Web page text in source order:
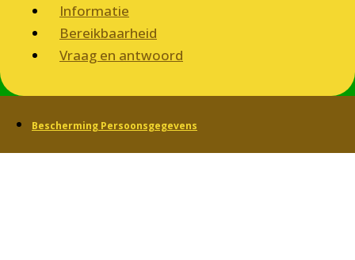
Informatie
Bereikbaarheid
Vraag en antwoord
Bescherming Persoonsgegevens